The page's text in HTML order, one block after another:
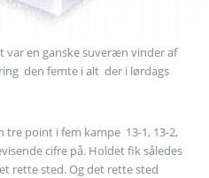
var en ganske suveræn vinder af
 den femte i alt  der i lørdags
point i fem kampe  13-1, 13-2,
cifre på. Holdet fik således
rette sted. Og det rette sted 